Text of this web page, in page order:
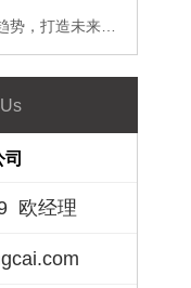
造未来安全供水
欧经理